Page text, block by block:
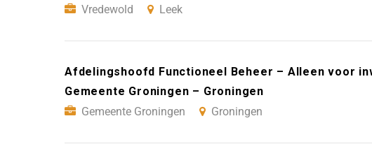
Vredewold
Leek
Afdelingshoofd Functioneel Beheer – Alleen voor
Gemeente Groningen – Groningen
Gemeente Groningen
Groningen